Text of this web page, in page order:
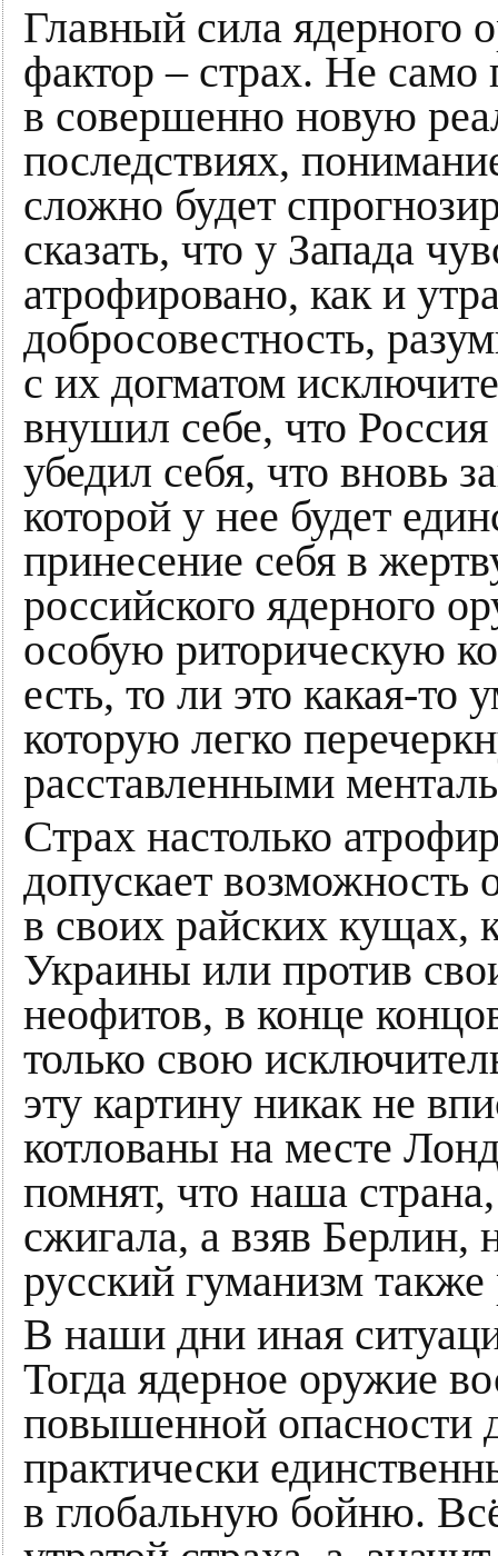
Главный сила
фактор – страх. Не само
в совершенно новую
последствиях,
сложно будет
сказать, что у Запада
атрофировано, как и
добросовестность,
с их догматом
внушил себе, что
убедил себя, что вновь
которой у нее будет
принесение себя в
российского ядерного
особую риторическую
есть, то ли это какая-то
которую легко
расставленными
Страх настолько
допускает возможность
в своих райских кущах,
Украины или против
неофитов, в конце
только свою
эту картину никак не
котлованы на месте
помнят, что наша
сжигала, а взяв Берлин,
русский гуманизм также
В наши дни иная
Тогда ядерное оружие
повышенной опасности
практически
в глобальную бойню.